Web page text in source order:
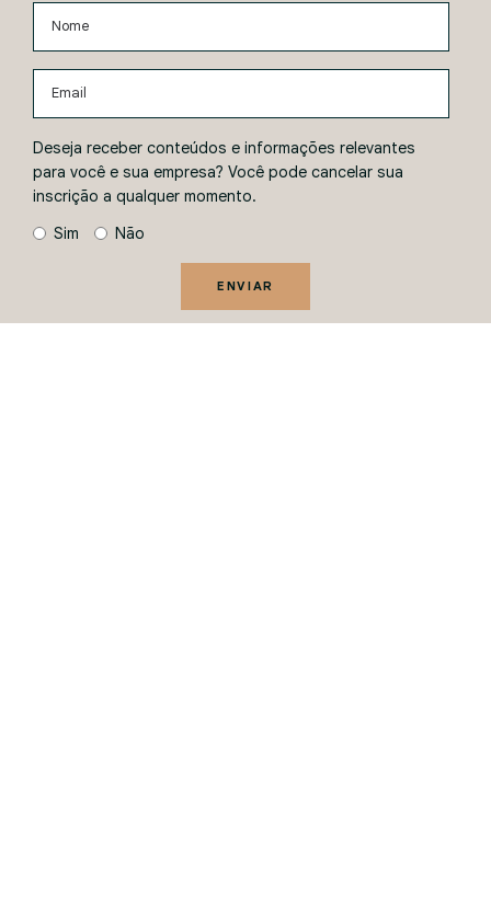
Deseja receber conteúdos e informações relevantes
para você e sua empresa? Você pode cancelar sua
inscrição a qualquer momento.
Sim
Não
ENVIAR